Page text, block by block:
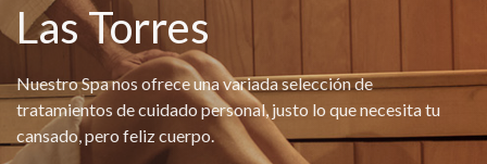
Las Torres
Nuestro Spa nos ofrece una variada selección de
tratamientos de cuidado personal, justo lo que necesita tu
cansado, pero feliz cuerpo.